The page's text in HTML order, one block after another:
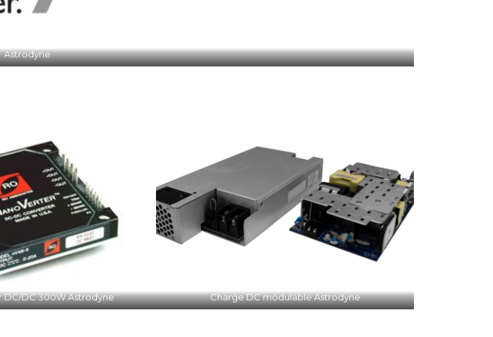
Astrodyne
DC/DC 300W Astrodyne Charge DC modulable Astrodyne